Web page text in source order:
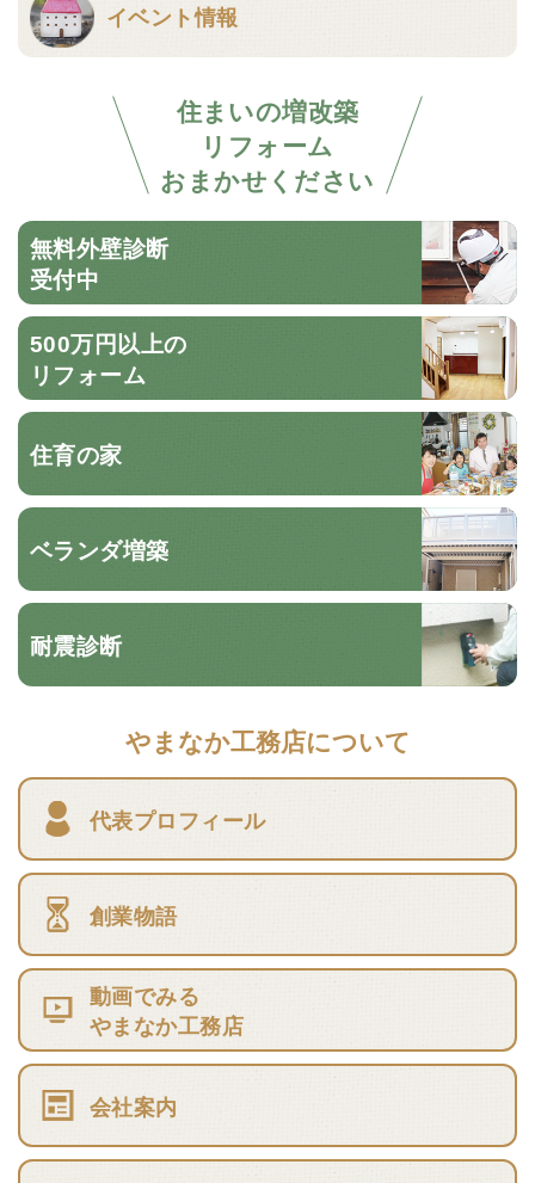
イベント情報
住まいの増改築
リフォーム
おまかせください
無料外壁診断
受付中
500万円以上の
リフォーム
住育の家
ベランダ増築
耐震診断
やまなか工務店について
代表プロフィール
創業物語
動画でみる
やまなか工務店
会社案内